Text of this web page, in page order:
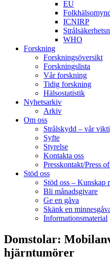
EU
ICNIRP
WHO
Forskning
Forskningsöversikt
Forskningslista
Vår forskning
Tidig forskning
Hälsostatistik
Nyhetsarkiv
Arkiv
Om oss
Strålskydd – vår
Syfte
Styrelse
Kontakta oss
Presskontakt/Press
Stöd oss
Stöd oss – Kunskap
Bli månadsgivare
Ge en gåva
Skänk en
Informationsmaterial
Domstolar:
hjärntumörer